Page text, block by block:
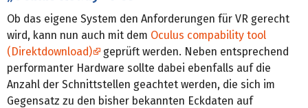
Ob das eigene System den Anforderungen für VR gerecht
wird, kann nun auch mit dem Oculus compability tool
(Direktdownload)
geprüft werden. Neben entsprechend
performanter Hardware sollte dabei ebenfalls auf die
Anzahl der Schnittstellen geachtet werden, die sich im
Gegensatz zu den bisher bekannten Eckdaten auf